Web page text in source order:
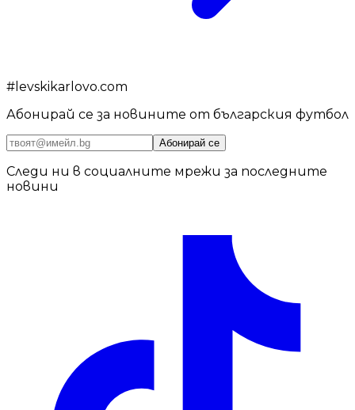
# levskikarlovo.com
Абонирай се за новините от българския футбол
Абонирай се
Следи ни в социалните мрежи за последните
новини